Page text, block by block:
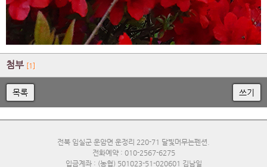
첨부 [1]
목록 쓰기
전북 임실군 운암면 운정리 220-71 달빛머무는펜션.
전화예약 : 010-2567-6275
입금계좌 : (농협) 501023-51-020601 김남일